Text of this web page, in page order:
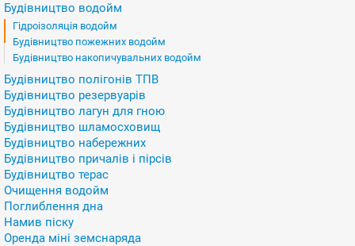
Будівництво водойм
Гідроізоляція водойм
Будівництво пожежних водойм
Будівництво накопичувальних водойм
Будівництво полігонів ТПВ
Будівництво резервуарів
Будівництво лагун для гною
Будівництво шламосховищ
Будівництво набережних
Будівництво причалів і пірсів
Будівництво терас
Очищення водойм
Поглиблення дна
Намив піску
Оренда міні земснаряда